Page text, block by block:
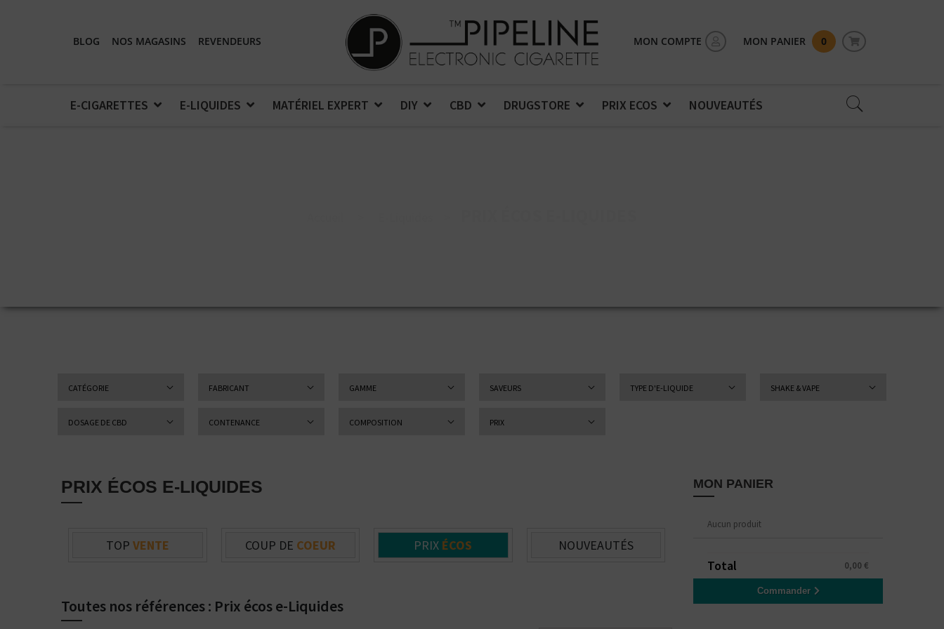
BLOG NOS MAGASINS REVENDEURS MON COMPTE MON PANIER 0
E-CIGARETTES E-LIQUIDES MATÉRIEL EXPERT DIY CBD DRUGSTORE PRIX ECOS NOUVEAUTÉS
CATÉGORIE FABRICANT GAMME SAVEURS TYPE D'E-LIQUIDE SHAKE & VAPE
DOSAGE DE CBD CONTENANCE COMPOSITION PRIX
PRIX ÉCOS E-LIQUIDES
TOP VENTE COUP DE COEUR PRIX ÉCOS NOUVEAUTÉS
Toutes nos références : Prix écos e-Liquides
MON PANIER
Aucun produit
0,00 €
Total
Commander